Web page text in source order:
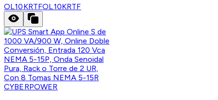
OL10KRTFOL10KRTF
CYBERPOWER